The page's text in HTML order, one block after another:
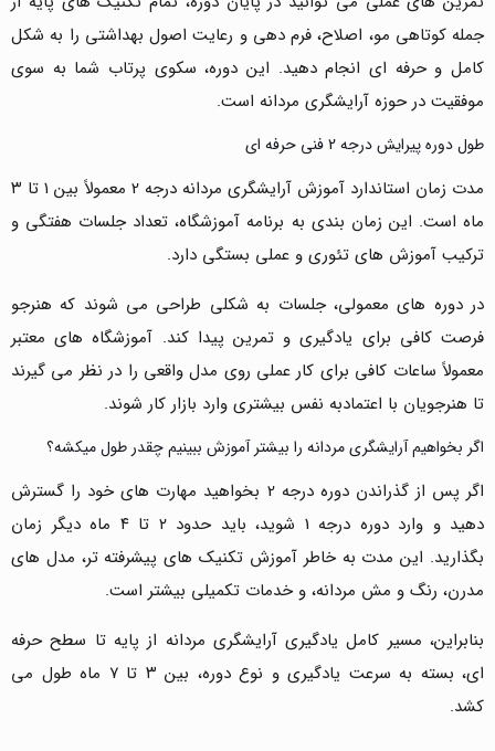
جمله کوتاهی مو، اصلاح، فرم دهی و رعایت اصول بهداشتی را به شکل
کامل و حرفه ای انجام دهید. این دوره، سکوی پرتاب شما به سوی
موفقیت در حوزه آرایشگری مردانه است.
طول دوره پیرایش درجه 2 فنی حرفه ای
مدت زمان استاندارد آموزش آرایشگری مردانه درجه 2 معمولاً بین ۱ تا ۳
ماه است. این زمان بندی به برنامه آموزشگاه، تعداد جلسات هفتگی و
ترکیب آموزش های تئوری و عملی بستگی دارد.
در دوره های معمولی، جلسات به شکلی طراحی می شوند که هنرجو
فرصت کافی برای یادگیری و تمرین پیدا کند. آموزشگاه های معتبر
معمولاً ساعات کافی برای کار عملی روی مدل واقعی را در نظر می گیرند
تا هنرجویان با اعتمادبه نفس بیشتری وارد بازار کار شوند.
اگر بخواهیم آرایشگری مردانه را بیشتر آموزش ببینیم چقدر طول میکشه؟
اگر پس از گذراندن دوره درجه 2 بخواهید مهارت های خود را گسترش
دهید و وارد دوره درجه 1 شوید، باید حدود ۲ تا ۴ ماه دیگر زمان
بگذارید. این مدت به خاطر آموزش تکنیک های پیشرفته تر، مدل های
مدرن، رنگ و مش مردانه، و خدمات تکمیلی بیشتر است.
بنابراین، مسیر کامل یادگیری آرایشگری مردانه از پایه تا سطح حرفه
ای، بسته به سرعت یادگیری و نوع دوره، بین ۳ تا ۷ ماه طول می
کشد.